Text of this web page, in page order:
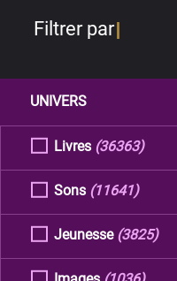
Filtrer par
UNIVERS
Livres (36363)
Sons (11641)
Jeunesse (3825)